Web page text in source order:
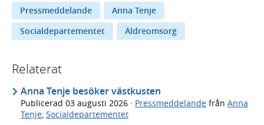
Pressmeddelande
Anna Tenje
Socialdepartementet
Äldreomsorg
Relaterat
Anna Tenje besöker västkusten
Publicerad 03 augusti 2026 · Pressmeddelande från Anna
Tenje, Socialdepartementet